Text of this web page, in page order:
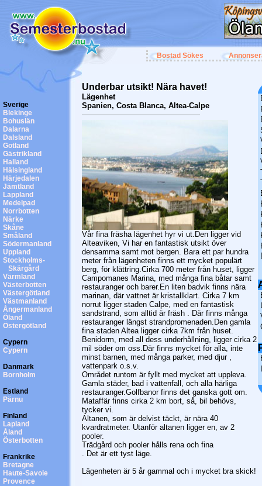
Bostad Sökes
Sverige
Blekinge
Bohuslän
Dalarna
Dalsland
Gotland
Gästrikland
Halland
Hälsingland
Härjedalen
Jämtland
Lappland
Medelpad
Norrbotten
Närke
Skåne
Småland
Södermanland
Uppland
Stockholms-
Skärgård
Värmland
Västerbotten
Västergötland
Västmanland
Ångermanland
Öland
Östergötland
Cypern
Cypern
Danmark
Bornholm
Estland
Pärnu
Finland
Lapland
Åland
Österbotten
Frankrike
Bretagne
Haute-Savoie
Provence
Underbar utsikt! Nära havet!
Lägenhet
Spanien, Costa Blanca, Altea-Calpe
Vår fina fräsha lägenhet hyr vi ut.Den ligger vid
Alteaviken, Vi har en fantastisk utsikt över
densamma samt mot bergen. Bara ett par hundra
meter från lägenheten finns ett mycket populärt
berg, för klättring.Cirka 700 meter från huset, ligger
Campomanes Marina, med många fina båtar samt
restauranger och barer.En liten badvik finns nära
marinan, där vattnet är kristallklart. Cirka 7 km
norrut ligger staden Calpe, med en fantastisk
sandstrand, som alltid är fräsh . Där finns många
restauranger längst strandpromenaden.Den gamla
fina staden Altea ligger cirka 7km från huset.
Benidorm, med all dess underhållning, ligger cirka 2
mil söder om oss.Där finns mycket för alla, inte
minst barnen, med många parker, med djur ,
vattenpark o.s.v.
Området runtom är fyllt med mycket att uppleva.
Gamla städer, bad i vattenfall, och alla härliga
restauranger.Golfbanor finns det ganska gott om.
Mataffär finns cirka 2 km bort, så, bil behövs,
tycker vi.
Altanen, som är delvist täckt, är nära 40
kvardratmeter. Utanför altanen ligger en, av 2
pooler.
Trädgård och pooler hålls rena och fina
. Det är ett tyst läge.
Lägenheten är 5 år gammal och i mycket bra skick!